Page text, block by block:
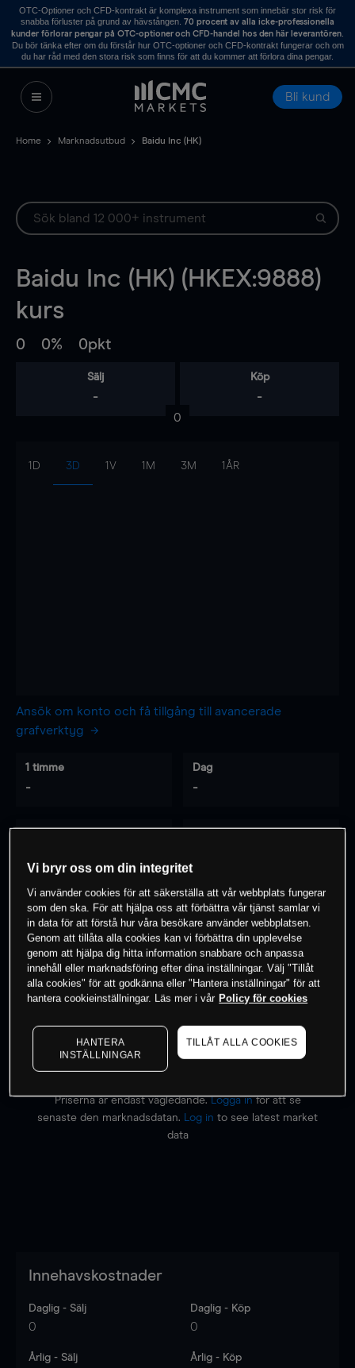
OTC-Optioner och CFD-kontrakt är komplexa instrument som innebär stor risk för
snabba förluster på grund av hävstången. 70 procent av alla icke-professionella
kunder förlorar pengar på OTC-optioner och CFD-handel hos den här leverantören.
Du bör tänka efter om du förstår hur OTC-optioner och CFD-kontrakt fungerar och om
du har råd med den stora risk som finns för att du kommer att förlora dina pengar.
Bli kund
Home Marknadsutbud Baidu Inc (HK)
Baidu Inc (HK) (HKEX:9888)
kurs
0 0% 0pkt
Sälj
-
Köp
-
0
1D 3D 1V 1M 3M 1ÅR
Ansök om konto och få tillgång till avancerade
grafverktyg
1 timme
-
Dag
-
0% av kunderna har en position i detta
instrument
Börja handla
Priserna är endast vägledande.Logga inför att se
senaste den marknadsdatan.
Log in to see latest market
data
Innehavskostnader
Daglig - Sälj
0
Daglig - Köp
0
Årlig - Sälj Årlig - Köp
Vi bryr oss om din integritet
Vi använder cookies för att säkerställa att vår webbplats fungerar
som den ska. För att hjälpa oss att förbättra vår tjänst samlar vi
in data för att förstå hur våra besökare använder webbplatsen.
Genom att tillåta alla cookies kan vi förbättra din upplevelse
genom att hjälpa dig hitta information snabbare och anpassa
innehåll eller marknadsföring efter dina inställningar. Välj "Tillåt
alla cookies" för att godkänna eller "Hantera inställningar" för att
hantera cookieinställningar. Läs mer i vår Policy för cookies
HANTERA
INSTÄLLNINGAR
TILLÅT ALLA COOKIES